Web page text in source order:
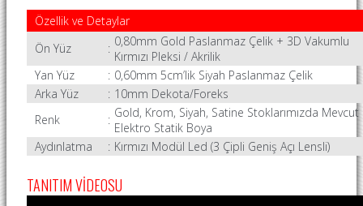
Özellik ve Detaylar
Ön Yüz
: 0,80mm Gold Paslanmaz Çelik + 3D Vakumlu
Kırmızı Pleksi / Akrilik
Yan Yüz
: 0,60mm 5cm’lik Siyah Paslanmaz Çelik
Arka Yüz
: 10mm Dekota/Foreks
Renk
: Gold, Krom, Siyah, Satine Stoklarımızda Mevcut
Elektro Statik Boya
Aydınlatma
: Kırmızı Modül Led (3 Çipli Geniş Açı Lensli)
TANITIM VİDEOSU